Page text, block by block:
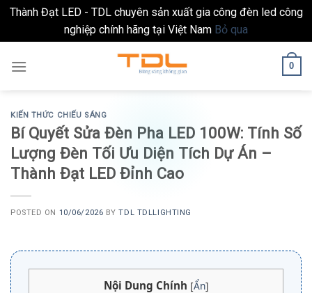
Thành Đạt LED - TDL chuyên sản xuất gia công đèn led công
nghiệp chính hãng tại Việt Nam Bỏ qua
0
KIẾN THỨC CHIẾU SÁNG
Bí Quyết Sửa Đèn Pha LED 100W: Tính Số
Lượng Đèn Tối Ưu Diện Tích Dự Án –
Thành Đạt LED Đỉnh Cao
POSTED ON 10/06/2026 BYTDL TDLLIGHTING
Nội Dung Chính [Ẩn]